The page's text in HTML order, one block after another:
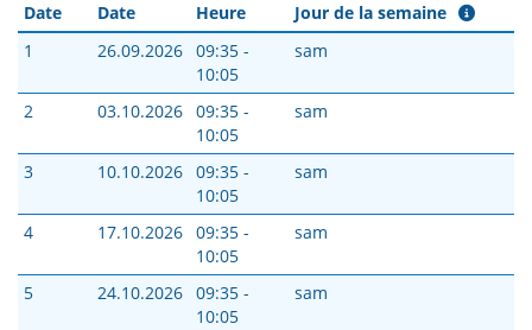
Date
Date Heure
Jour de la semaine
1
26.09.2026 09:35 -
10:05
sam
2 03.10.2026 09:35 -
10:05
sam
3 10.10.2026 09:35 -
10:05
sam
4 17.10.2026 09:35 -
10:05
sam
5 24.10.2026 09:35 -
10:05
sam